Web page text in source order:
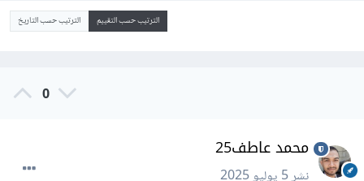
الترتيب حسب التقييم الترتيب حسب التاريخ
0
محمد عاطف25